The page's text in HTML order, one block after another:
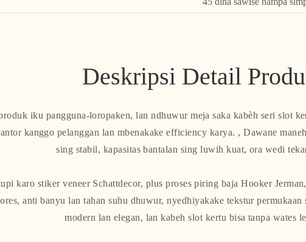
Deskripsi Detail
iku pangguna-loropaken, lan ndhuwur meja saka kabèh seri slot
kanggo pelanggan lan mbenakake efficiency karya. , Dawane
sing stabil, kapasitas bantalan sing luwih kuat, ora wedi
karo stiker veneer Schattdecor, plus proses piring baja Hooker
anti banyu lan tahan suhu dhuwur, nyedhiyakake tekstur
modern lan elegan, lan kabeh slot kertu bisa tanpa wates